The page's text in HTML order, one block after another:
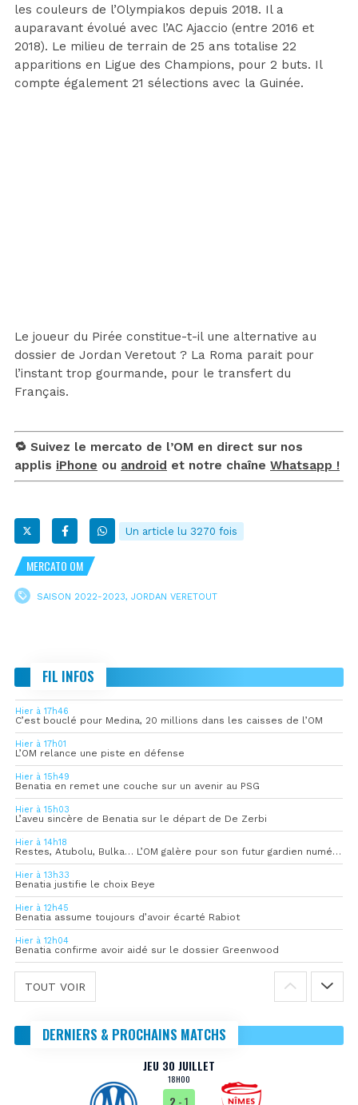
les couleurs de l’Olympiakos depuis 2018. Il a
auparavant évolué avec l’AC Ajaccio (entre 2016 et
2018). Le milieu de terrain de 25 ans totalise 22
apparitions en Ligue des Champions, pour 2 buts. Il
compte également 21 sélections avec la Guinée.
Le joueur du Pirée constitue-t-il une alternative au
dossier de Jordan Veretout ? La Roma parait pour
l’instant trop gourmande, pour le transfert du
Français.
🔁 Suivez le mercato de l’OM en direct sur nos
applis iPhone ou android et notre chaîne Whatsapp !
Un article lu 3270 fois
MERCATO OM
SAISON 2022-2023, JORDAN VERETOUT
FIL INFOS
Hier à 17h46
C’est bouclé pour Medina, 20 millions dans les caisses de l’OM
Hier à 17h01
L’OM relance une piste en défense
Hier à 15h49
Benatia en remet une couche sur un avenir au PSG
Hier à 15h03
L’aveu sincère de Benatia sur le départ de De Zerbi
Hier à 14h18
Restes, Atubolu, Bulka… L’OM galère pour son futur gardien numéro 1
Hier à 13h33
Benatia justifie le choix Beye
Hier à 12h45
Benatia assume toujours d’avoir écarté Rabiot
Hier à 12h04
Benatia confirme avoir aidé sur le dossier Greenwood
TOUT VOIR
DERNIERS & PROCHAINS MATCHS
JEU 30 JUILLET
18H00
2 - 1